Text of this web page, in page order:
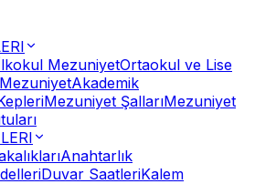
MezuniyetOrtaokul ve Lise
Akademik
Mezuniyet ŞallarıMezuniyet
Anahtarlık
Duvar SaatleriKalem